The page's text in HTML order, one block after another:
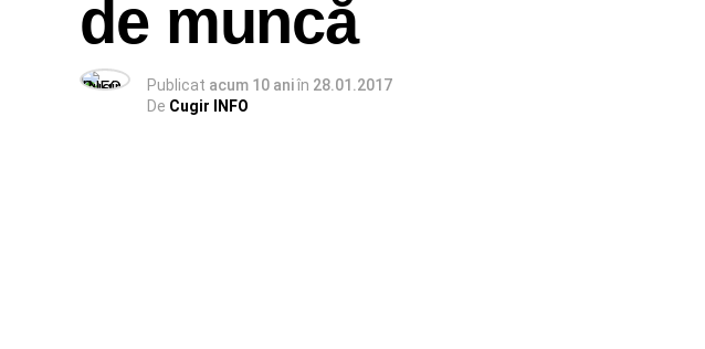
de muncă
Publicat acum 10 aniîn 28.01.2017
De Cugir INFO